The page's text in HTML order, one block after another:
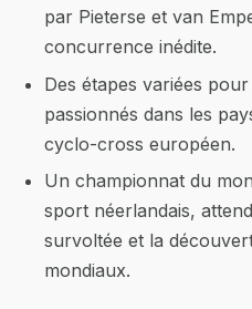
par Pieterse et van
concurrence inédite.
Des étapes variées
passionnés dans les
cyclo-cross européen.
Un championnat du
sport néerlandais,
survoltée et la
mondiaux.